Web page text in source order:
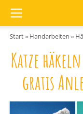
Start» Handarbeiten »
Katze
gratis